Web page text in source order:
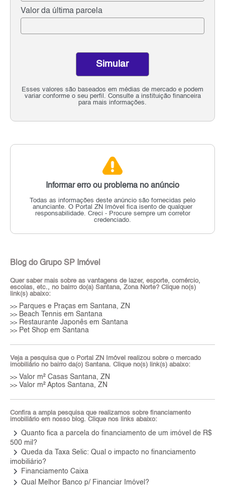
Valor da última parcela
Esses valores são baseados em médias de mercado e podem
variar conforme o seu perfil. Consulte a instituição financeira
para mais informações.
Simular
Informar erro ou problema no anúncio
Todas as informações deste anúncio são fornecidas pelo
anunciante. O Portal ZN Imóvel fica isento de qualquer
responsabilidade. Creci - Procure sempre um corretor
credenciado.
Blog do Grupo SP Imóvel
Quer saber mais sobre as vantagens de lazer, esporte, comércio,
escolas, etc., no bairro do(a) Santana, Zona Norte? Clique no(s)
link(s) abaixo:
>> Parques e Praças em Santana, ZN
>> Beach Tennis em Santana
>> Restaurante Japonês em Santana
>> Pet Shop em Santana
Veja a pesquisa que o Portal ZN Imóvel realizou sobre o mercado
imobiliário no bairro da(o) Santana. Clique no(s) link(s) abaixo:
>> Valor m² Casas Santana, ZN
>> Valor m² Aptos Santana, ZN
Confira a ampla pesquisa que realizamos sobre financiamento
imobiliário em nosso blog. Clique nos links abaixo:
keyboard_arrow_right Quanto fica a parcela do financiamento de um imóvel de R$
500 mil?
keyboard_arrow_right Queda da Taxa Selic: Qual o impacto no financiamento
imobiliário?
keyboard_arrow_right Financiamento Caixa
keyboard_arrow_right Qual Melhor Banco p/ Financiar Imóvel?